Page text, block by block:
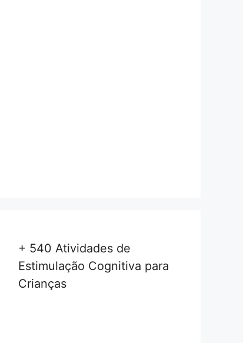
+ 540 Atividades de
Estimulação Cognitiva para
Crianças